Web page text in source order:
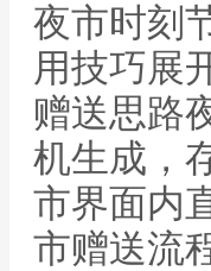
夜市时刻
用技巧展
赠送思路
机生成，
市界面内
市赠送流